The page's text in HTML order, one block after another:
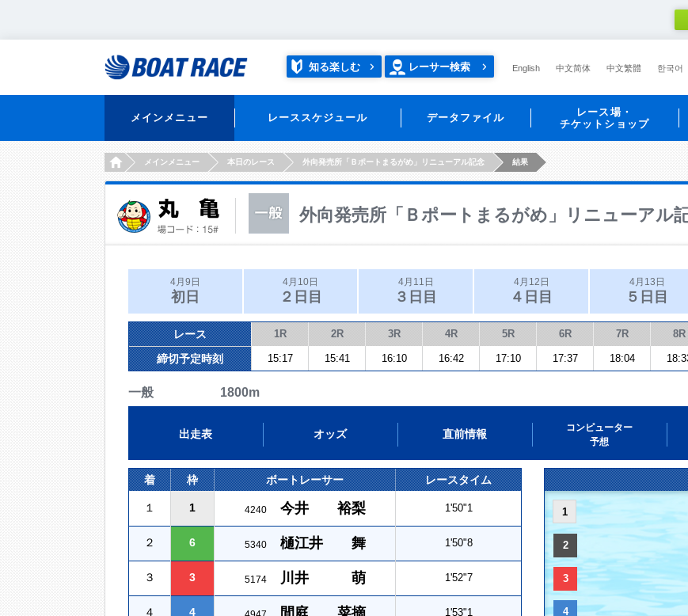
知る楽しむ レーサー検索 English 中文简体 中文繁體 한국어
メインメニュー レーススケジュール データファイル
レース場・
チケットショップ
HOMEメインメニュー 本日のレース 外向発売所「Ｂポートまるがめ」リニューアル記念 結果
外向発売所「Ｂポートまるがめ」リニューアル
4月9日
初日
4月10日
２日目
4月11日
３日目
4月12日
４日目
4月13日
５日目
レース 1R 2R 3R 4R 5R 6R 7R 8R
締切予定時刻 15:17 15:41 16:10 16:42 17:10 17:37 18:04
一般 1800m
出走表 オッズ 直前情報
コンピューター
予想
着 枠 ボートレーサー レースタイム
１ 1 4240 今井 裕梨 1'50"1
２ 6 5340 樋江井 舞 1'50"8
３ 3 5174 川井 萌 1'52"7
４ 4 間庭 菜摘 1'53"1
1
2
3
4